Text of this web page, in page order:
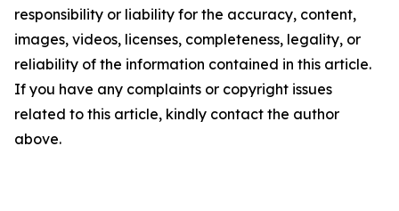
responsibility or liability for the accuracy, content,
images, videos, licenses, completeness, legality, or
reliability of the information contained in this article.
If you have any complaints or copyright issues
related to this article, kindly contact the author
above.